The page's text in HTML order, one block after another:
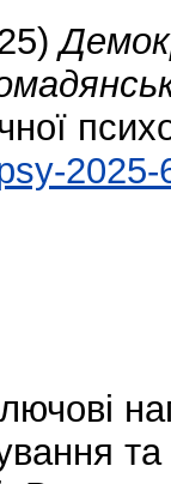
2025-
та